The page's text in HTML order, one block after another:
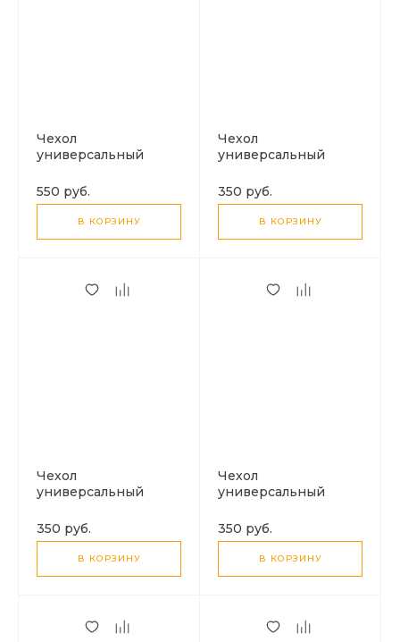
Чехол
универсальный
HX52, HOCO,
совместимость: 7,2
дюйма
550 руб.
В КОРЗИНУ
Чехол
универсальный
надувным бортиком,
зеленый
350 руб.
В КОРЗИНУ
Чехол
универсальный
надувным бортиком,
оранжевый
350 руб.
В КОРЗИНУ
Чехол
универсальный
надувным бортиком,
синий
350 руб.
В КОРЗИНУ